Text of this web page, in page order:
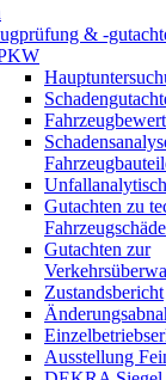
& -
Gutachten zu
Gutachten zur
Zustandsbericht
Ausstellung